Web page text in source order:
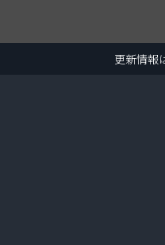
更新情報